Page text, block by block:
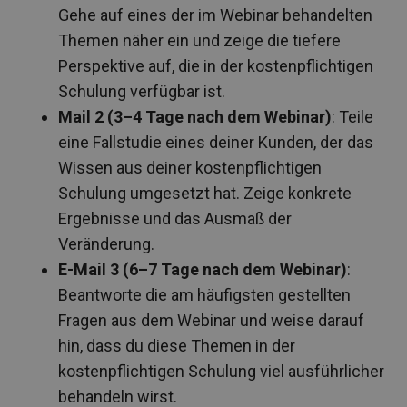
Gehe auf eines der im Webinar behandelten
Themen näher ein und zeige die tiefere
Perspektive auf, die in der kostenpflichtigen
Schulung verfügbar ist.
Mail 2 (3–4 Tage nach dem Webinar): Teile
eine Fallstudie eines deiner Kunden, der das
Wissen aus deiner kostenpflichtigen
Schulung umgesetzt hat. Zeige konkrete
Ergebnisse und das Ausmaß der
Veränderung.
E-Mail 3 (6–7 Tage nach dem Webinar):
Beantworte die am häufigsten gestellten
Fragen aus dem Webinar und weise darauf
hin, dass du diese Themen in der
kostenpflichtigen Schulung viel ausführlicher
behandeln wirst.